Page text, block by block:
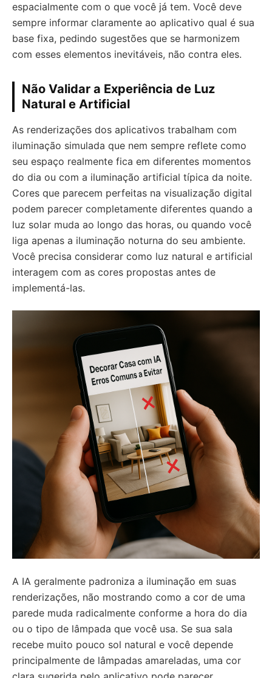
espacialmente com o que você já tem. Você deve
sempre informar claramente ao aplicativo qual é sua
base fixa, pedindo sugestões que se harmonizem
com esses elementos inevitáveis, não contra eles.
Não Validar a Experiência de Luz
Natural e Artificial
As renderizações dos aplicativos trabalham com
iluminação simulada que nem sempre reflete como
seu espaço realmente fica em diferentes momentos
do dia ou com a iluminação artificial típica da noite.
Cores que parecem perfeitas na visualização digital
podem parecer completamente diferentes quando a
luz solar muda ao longo das horas, ou quando você
liga apenas a iluminação noturna do seu ambiente.
Você precisa considerar como luz natural e artificial
interagem com as cores propostas antes de
implementá-las.
A IA geralmente padroniza a iluminação em suas
renderizações, não mostrando como a cor de uma
parede muda radicalmente conforme a hora do dia
ou o tipo de lâmpada que você usa. Se sua sala
recebe muito pouco sol natural e você depende
principalmente de lâmpadas amareladas, uma cor